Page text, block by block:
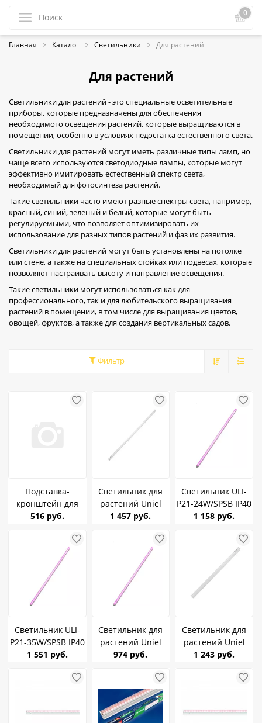
0
Главная Каталог Светильники Для растений
Для растений
Светильники для растений - это специальные осветительные
приборы, которые предназначены для обеспечения
необходимого освещения растений, которые выращиваются в
помещении, особенно в условиях недостатка естественного света.
Светильники для растений могут иметь различные типы ламп, но
чаще всего используются светодиодные лампы, которые могут
эффективно имитировать естественный спектр света,
необходимый для фотосинтеза растений.
Такие светильники часто имеют разные спектры света, например,
красный, синий, зеленый и белый, которые могут быть
регулируемыми, что позволяет оптимизировать их
использование для разных типов растений и фаз их развития.
Светильники для растений могут быть установлены на потолке
или стене, а также на специальных стойках или подвесах, которые
позволяют настраивать высоту и направление освещения.
Такие светильники могут использоваться как для
профессионального, так и для любительского выращивания
растений в помещении, в том числе для выращивания цветов,
овощей, фруктов, а также для создания вертикальных садов.
Фильтр
Подставка-
кронштейн для
светильника на
ФитоЛето UFP-
M02C-450 WHITE
510mm 2шт
516 руб.
Светильник для
растений Uniel
ULI-P11-24W/SPFR
1 457 руб.
Светильник ULI-
P21-24W/SPSB IP40
WHITE Uniel (для
1 158 руб.
Светильник ULI-
P21-35W/SPSB IP40
WHITE Uniel (для
1 551 руб.
Светильник для
растений Uniel
ULI-P20-18W/SPSB
974 руб.
Светильник для
растений Uniel
ULI-P10-18W/SPFR
1 243 руб.